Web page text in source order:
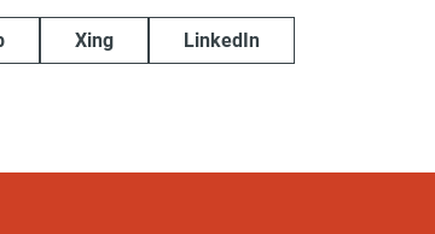
Xing LinkedIn